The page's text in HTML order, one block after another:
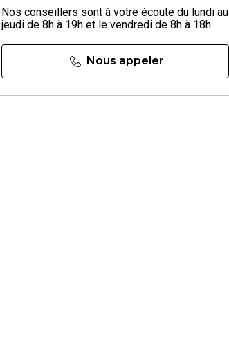
Nos conseillers sont à votre écoute du lundi au
jeudi de 8h à 19h et le vendredi de 8h à 18h.
Nous appeler